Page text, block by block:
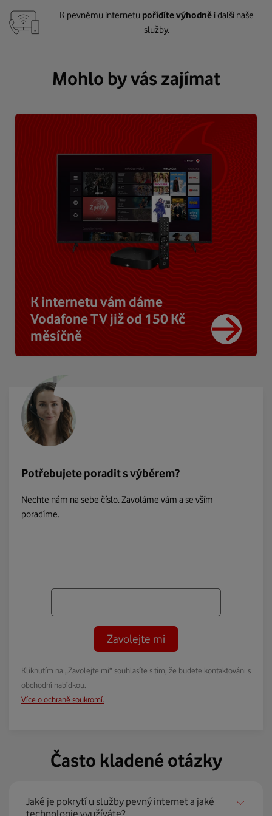
K pevnému internetu pořídíte výhodně i další naše
služby.
Mohlo by vás zajímat
K internetu vám dáme
Vodafone TV již od 150 Kč
měsíčně
Potřebujete poradit s výběrem?
Nechte nám na sebe číslo. Zavoláme vám a se vším
poradíme.
Zavolejte mi
Kliknutím na „Zavolejte mi“ souhlasíte s tím, že budete kontaktováni s
obchodní nabídkou.
Více o ochraně soukromí.
Často kladené otázky
Jaké je pokrytí u služby pevný internet a jaké
technologie využíváte?